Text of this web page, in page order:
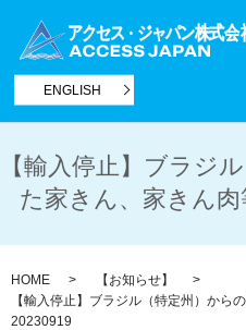
ENGLISH
【輸入停止】ブラジ
た家きん、家きん
HOME
【お知らせ】
【輸入停止】ブラジル（特定州）から
20230919